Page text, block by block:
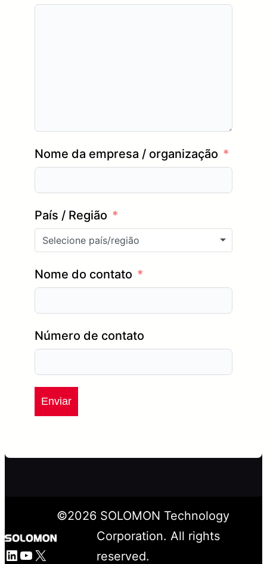
Nome da empresa / organização
País / Região
Selecione país/região
Nome do contato
Número de contato
Enviar
LinkedIn
YouTube
X
©2026SOLOMON Technology
Corporation. All rights
reserved.